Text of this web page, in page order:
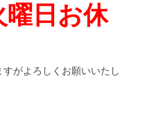
曜日お休
がよろしくお願いいたし